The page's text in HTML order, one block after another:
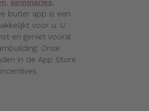
, seminaries,
butler app is een
voor u. U
en geniet vooral
Onze
in de App Store